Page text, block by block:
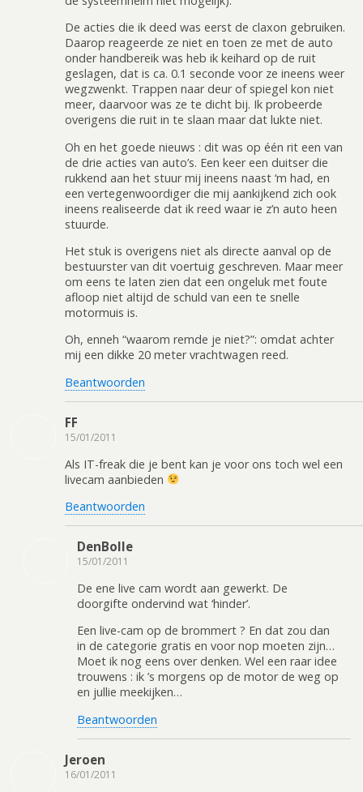
De acties die ik deed was eerst de claxon gebruiken.
Daarop reageerde ze niet en toen ze met de auto
onder handbereik was heb ik keihard op de ruit
geslagen, dat is ca. 0.1 seconde voor ze ineens weer
wegzwenkt. Trappen naar deur of spiegel kon niet
meer, daarvoor was ze te dicht bij. Ik probeerde
overigens die ruit in te slaan maar dat lukte niet.
Oh en het goede nieuws : dit was op één rit een van
de drie acties van auto’s. Een keer een duitser die
rukkend aan het stuur mij ineens naast ‘m had, en
een vertegenwoordiger die mij aankijkend zich ook
ineens realiseerde dat ik reed waar ie z’n auto heen
stuurde.
Het stuk is overigens niet als directe aanval op de
bestuurster van dit voertuig geschreven. Maar meer
om eens te laten zien dat een ongeluk met foute
afloop niet altijd de schuld van een te snelle
motormuis is.
Oh, enneh “waarom remde je niet?”: omdat achter
mij een dikke 20 meter vrachtwagen reed.
Beantwoorden
FF
15/01/2011
Als IT-freak die je bent kan je voor ons toch wel een
livecam aanbieden
Beantwoorden
DenBolle
15/01/2011
De ene live cam wordt aan gewerkt. De
doorgifte ondervind wat ‘hinder’.
Een live-cam op de brommert ? En dat zou dan
in de categorie gratis en voor nop moeten zijn…
Moet ik nog eens over denken. Wel een raar idee
trouwens : ik ’s morgens op de motor de weg op
en jullie meekijken…
Beantwoorden
Jeroen
16/01/2011